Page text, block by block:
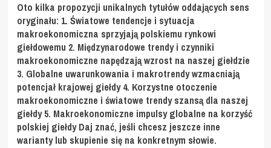
Oto kilka propozycji unikalnych tytułów oddających sens
oryginału: 1. Światowe tendencje i sytuacja
makroekonomiczna sprzyjają polskiemu rynkowi
giełdowemu 2. Międzynarodowe trendy i czynniki
makroekonomiczne napędzają wzrost na naszej giełdzie
3. Globalne uwarunkowania i makrotrendy wzmacniają
potencjał krajowej giełdy 4. Korzystne otoczenie
makroekonomiczne i światowe trendy szansą dla naszej
giełdy 5. Makroekonomiczne impulsy globalne na korzyść
polskiej giełdy Daj znać, jeśli chcesz jeszcze inne
warianty lub skupienie się na konkretnym słowie.